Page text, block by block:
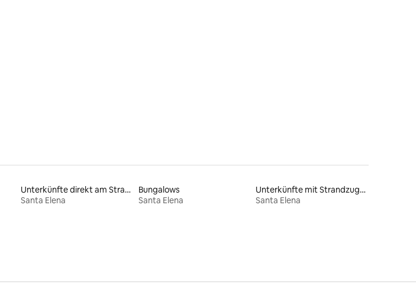
Unterkünfte direkt am Strand
Santa Elena
Bungalows
Santa Elena
Unterkünfte mit Strandzugang
Santa Elena